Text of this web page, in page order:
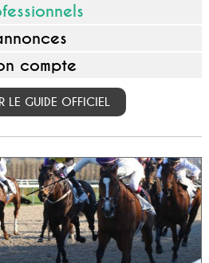
compte
LE GUIDE OFFICIEL